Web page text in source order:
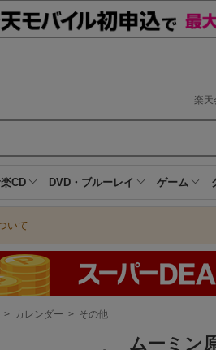
楽天
CD DVD・ブルーレイ ゲーム
いて
> カレンダー > その他
ムーミン